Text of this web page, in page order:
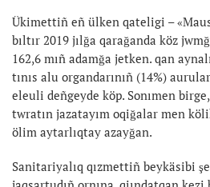
Ükimettiñ eñ ülken qateligi –
bıltır 2019 jılğa qarağanda köz
162,6 mıñ adamğa jetken. qan
tınıs alu organdarınıñ (14%)
eleuli deñgeyde köp. Sonımen
twratın jazatayım oqiğalar men
ölim aytarlıqtay azayğan.
Sanitariyalıq qızmettiñ beykäsibi